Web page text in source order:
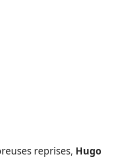
reprises, Hugo